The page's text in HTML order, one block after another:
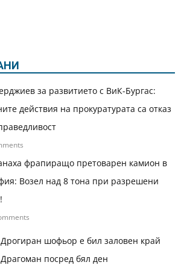
за развитието с ВиК-Бургас:
действия на прокуратурата са отказ
фрапиращо претоварен камион в
Возел над 8 тона при разрешени
Дрогиран шофьор е бил заловен край
Драгоман посред бял ден